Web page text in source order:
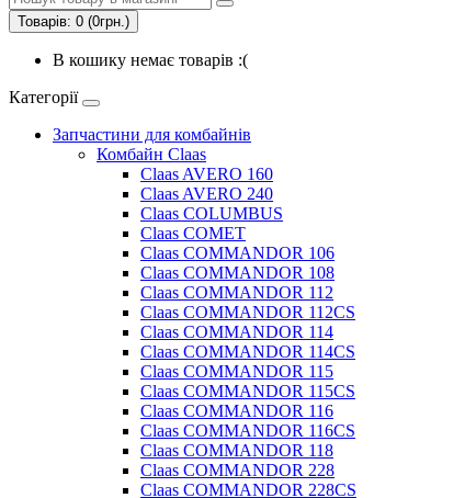
Товарів: 0 (0грн.)
В кошику немає товарів :(
Категорії
Запчастини для комбайнів
Комбайн Claas
Claas AVERO 160
Claas AVERO 240
Claas COLUMBUS
Claas COMET
Claas COMMANDOR 106
Claas COMMANDOR 108
Claas COMMANDOR 112
Claas COMMANDOR 112CS
Claas COMMANDOR 114
Claas COMMANDOR 114CS
Claas COMMANDOR 115
Claas COMMANDOR 115CS
Claas COMMANDOR 116
Claas COMMANDOR 116CS
Claas COMMANDOR 118
Claas COMMANDOR 228
Claas COMMANDOR 228CS